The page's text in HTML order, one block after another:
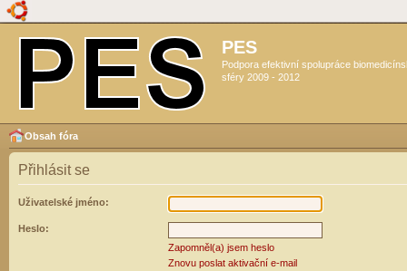
PES
Podpora efektivní spolupráce
sféry 2009 - 2012
Obsah fóra
Přihlásit se
Uživatelské jméno:
Heslo:
Zapomněl(a) jsem heslo
Znovu poslat aktivační e-mail